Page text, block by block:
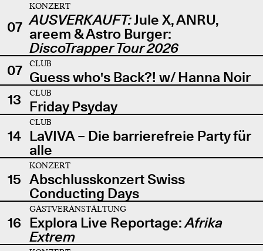
07
KONZERT
AUSVERKAUFT:Jule X, ANRU,
areem & Astro Burger:
DiscoTrapper Tour 2026
07
CLUB
Guess who's Back?! w/ Hanna Noir
13
CLUB
Friday Psyday
14
CLUB
LaVIVA – Die barrierefreie Party für
alle
15
KONZERT
Abschlusskonzert Swiss
Conducting Days
16
GASTVERANSTALTUNG
Explora Live Reportage:Afrika
Extrem